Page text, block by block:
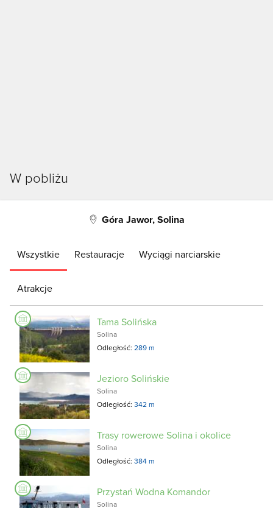
W pobliżu
Góra Jawor, Solina
Wszystkie Restauracje Wyciągi narciarskie
Atrakcje
Tama Solińska
Solina
Odległość:289 m
Jezioro Solińskie
Solina
Odległość:342 m
Trasy rowerowe Solina i okolice
Solina
Odległość:384 m
Przystań Wodna Komandor
Solina